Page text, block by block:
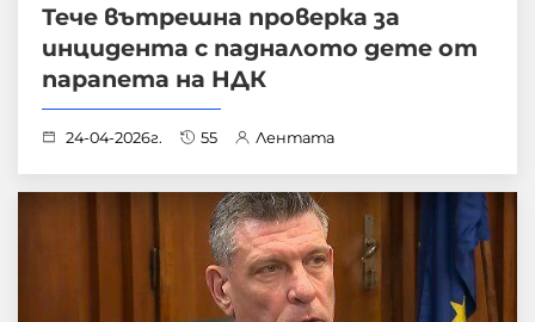
Тече вътрешна проверка за
инцидента с падналото дете от
парапета на НДК
24-04-2026г. 55 Лентата